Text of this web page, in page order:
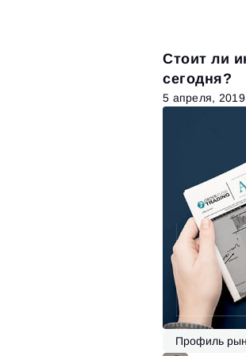
Стоит ли
сегодня?
5 апреля, 2019
Профиль